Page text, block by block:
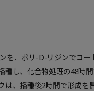
を、ポリ-D-リジンでコ
種し、化合物処理の48
は、播種後2時間で形成を